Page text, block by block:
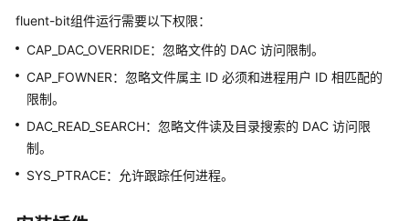
配
置
与
密
钥
弹
fluent-bit组件运行需要以下权限：
CAP_DAC_OVERRIDE：忽略文件的 DAC 访问限制。
CAP_FOWNER：忽略文件属主 ID 必须和进程用户 ID 相匹配的
限制。
DAC_READ_SEARCH：忽略文件读及目录搜索的 DAC 访问限
制。
SYS_PTRACE：允许跟踪任何进程。